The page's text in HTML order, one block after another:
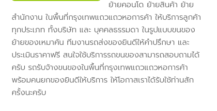
ย้ายคอนโด ย้ายสินค้า ย้าย
สำนักงาน ในพื้นที่กรุงเทพแถวแถวหอการค้า ให้บริการลูกค้า
ทุกประเภท ทั้งบริษัท และ บุคคลธรรมดา ในรูปแบบขนของ
ย้ายของเหมาคัน ทีมงานรถส่งของยินดีให้คำปรึกษา และ
ประเมินราคาฟรี สนใจใช้บริการรถขนของสามารถสอบถามได้
ครับ รถรับจ้างขนของในพื้นที่กรุงเทพแถวแถวหอการค้า
พร้อมคนยกของยินดีให้บริการ ให้โอกาสเราได้รับใช้ท่านสัก
ครั้งนะครับ